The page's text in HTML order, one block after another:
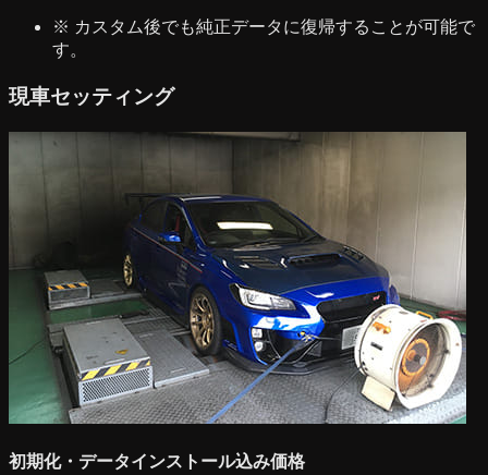
※ カスタム後でも純正データに復帰することが可能で
す。
現車セッティング
初期化・データインストール込み価格